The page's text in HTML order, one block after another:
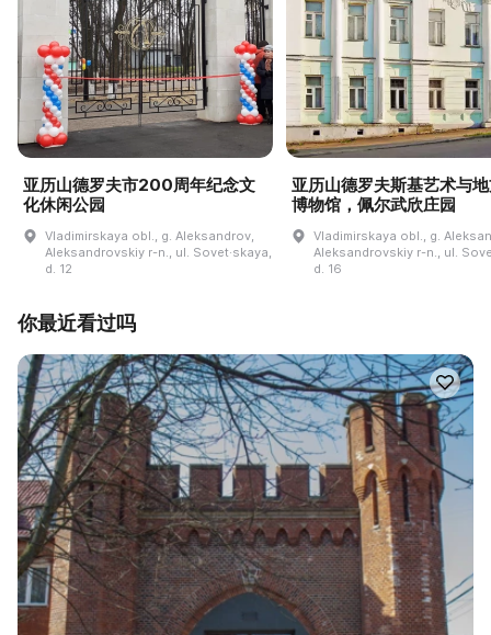
亚历山德罗夫市200周年纪念文
化休闲公园
Vladimirskaya obl., g. Aleksandrov,
Aleksandrovskiy r-n., ul. Sovet·skaya,
d. 12
亚历山德罗夫斯基艺术与
博物馆，佩尔武欣庄园
Vladimirskaya obl., g.
Aleksandrovskiy r-n., ul.
d. 16
你最近看过吗